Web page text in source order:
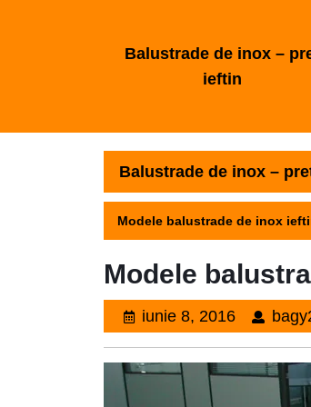
Balustrade de inox –
ieftin
Balustrade de inox –
Modele balustrade de inox
Modele
iunie 8, 2016iunie
2016